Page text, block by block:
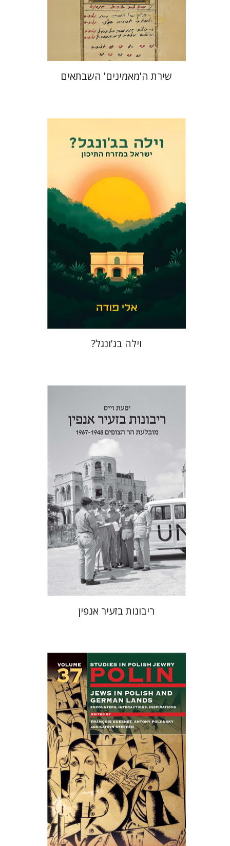
הנחת אתר ספר מודפס
$46
$41
שירת ה'מאמינים' השבתאים
אלי פודה
הנחת אתר ספר מודפס
$46
$41
וילה בג'ונגל?
יפעת וייס
הנחת אתר ספר מודפס
$42
$38
ריבונות בזעיר אנפין
קתרין סטפן
François
Guesnet
Antony Polonsky
הנחת אתר ספר מודפס
$135
$122